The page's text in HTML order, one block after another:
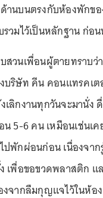
านบนตรงกับห้องพักข
รวมไว้เป็นหลักฐาน ก่
สวนเพื่อนผู้ตายทราบว่
บริษัท คีน คอนแทรคเ
เลิกงานทุกวันจะมานั่ง
น 5-6 คน เหมือนเช่นเ
ปพักผ่อนก่อน เนื่องจา
เพื่อขอขวดพลาสติก
งจากลืมกุญแจไว้ในห้อ